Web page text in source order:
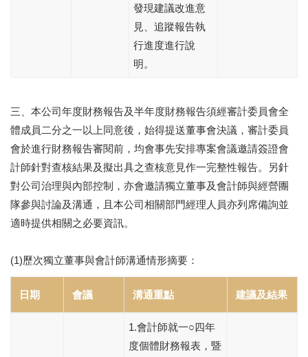
發現建議改進意
見、追蹤報告執
行進度進行說
明。
三、本公司年度財務報告及半年度財務報告須經審計委員會全
體成員二分之一以上同意後，始得提送董事會決議，審計委員
會於進行財務報告審閱前，均會事先安排專案會議邀請簽證會
計師針對查核結果及擬出具之查核意見作一完整性報告。另針
對公司治理與內部控制，亦會邀請獨立董事及會計師與經營團
隊參與討論及溝通，且本公司相關部門經理人員亦列席備詢並
適時提供相關之必要資訊。
(1)歷次獨立董事與會計師溝通情形摘要：
日期 會議 溝通重點 建議及結果
1.會計師就一○四年
度個體財務報表，暨